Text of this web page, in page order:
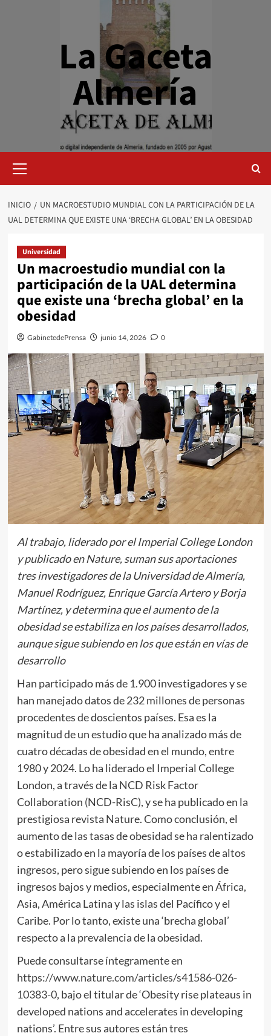
La Gaceta
Almería
primario
INICIO
UN MACROESTUDIO MUNDIAL CON LA PARTICIPACIÓN DE LA
UAL DETERMINA QUE EXISTE UNA ‘BRECHA GLOBAL’ EN LA OBESIDAD
Universidad
Un macroestudio mundial con la
participación de la UAL determina
que existe una ‘brecha global’ en la
obesidad
GabinetedePrensa junio 14, 2026 0
Al trabajo, liderado por el Imperial College London
y publicado en Nature, suman sus aportaciones
tres investigadores de la Universidad de Almería,
Manuel Rodríguez, Enrique García Artero y Borja
Martínez, y determina que el aumento de la
obesidad se estabiliza en los países desarrollados,
aunque sigue subiendo en los que están en vías de
desarrollo
Han participado más de 1.900 investigadores y se
han manejado datos de 232 millones de personas
procedentes de doscientos países. Esa es la
magnitud de un estudio que ha analizado más de
cuatro décadas de obesidad en el mundo, entre
1980 y 2024. Lo ha liderado el Imperial College
London, a través de la NCD Risk Factor
Collaboration (NCD-RisC), y se ha publicado en la
prestigiosa revista Nature. Como conclusión, el
aumento de las tasas de obesidad se ha ralentizado
o estabilizado en la mayoría de los países de altos
ingresos, pero sigue subiendo en los países de
ingresos bajos y medios, especialmente en África,
Asia, América Latina y las islas del Pacífico y el
Caribe. Por lo tanto, existe una ‘brecha global’
respecto a la prevalencia de la obesidad.
Puede consultarse íntegramente en
https://www.nature.com/articles/s41586-026-
10383-0, bajo el titular de ‘Obesity rise plateaus in
developed nations and accelerates in developing
nations’. Entre sus autores están tres